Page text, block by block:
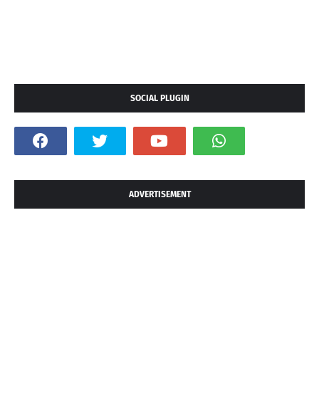
SOCIAL PLUGIN
ADVERTISEMENT